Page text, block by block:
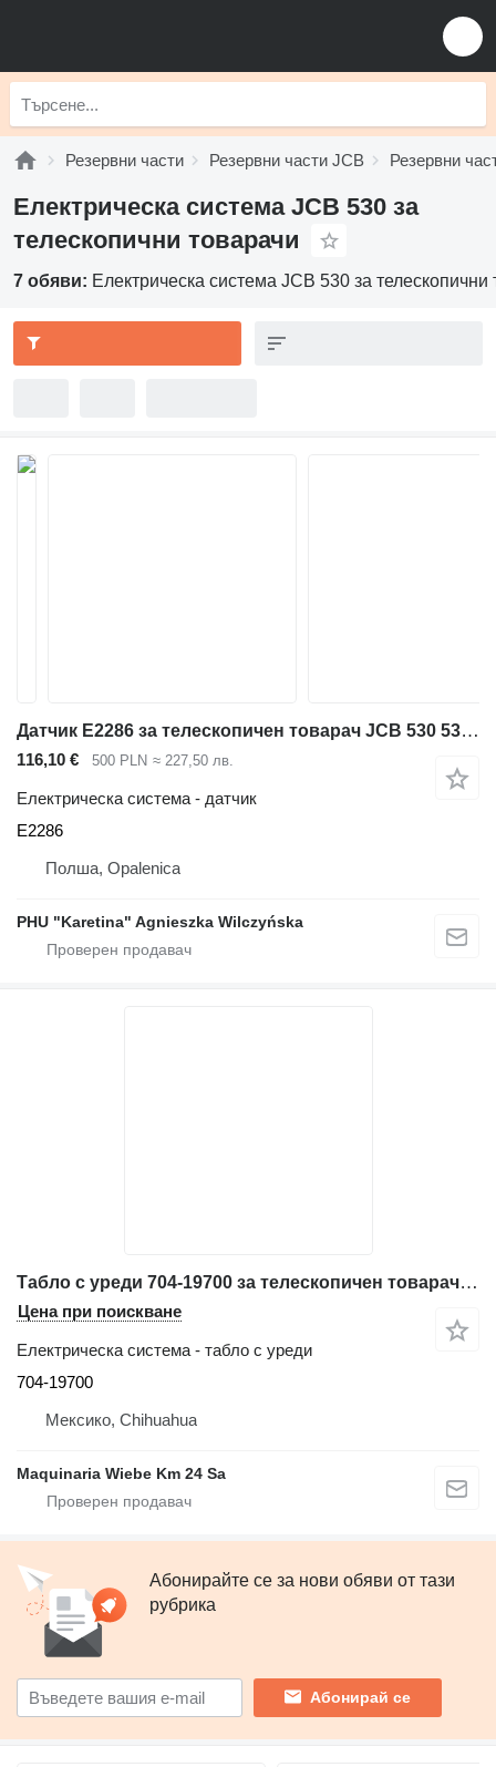
Резервни части Резервни части JCB Резервни
Електрическа система JCB 530 за
телескопични товарачи
7 обяви: Електрическа система JCB 530 за телескопични
Датчик E2286 за телескопичен товарач JCB 530 531 540 541
116,10 € 500 PLN ≈ 227,50 лв.
Електрическа система - датчик
E2286
Полша, Opalenica
PHU "Karetina" Agnieszka Wilczyńska
Табло с уреди 704-19700 за телескопичен товарач JCB 530
Цена при поискване
Електрическа система - табло с уреди
704-19700
Мексико, Chihuahua
Maquinaria Wiebe Km 24 Sa
Абонирайте се за нови обяви от тази
рубрика
Абонирай се